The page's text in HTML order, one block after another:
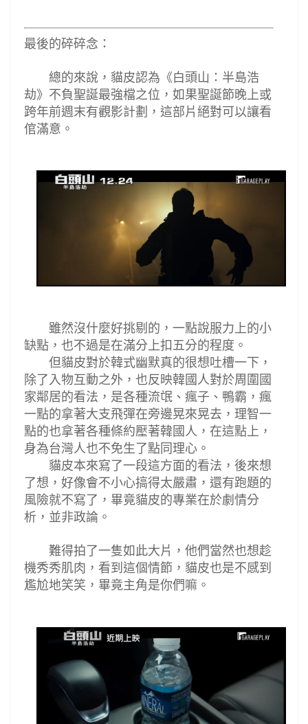
最後的碎碎念：
總的來說，貓皮認為《白頭山：半島浩
劫》不負聖誕最強檔之位，如果聖誕節晚上或
跨年前週末有觀影計劃，這部片絕對可以讓看
倌滿意。
雖然沒什麼好挑剔的，一點說服力上的小
缺點，也不過是在滿分上扣五分的程度。
但貓皮對於韓式幽默真的很想吐槽一下，
除了入物互動之外，也反映韓國人對於周圍國
家鄰居的看法，是各種流氓 、瘋子、鴨霸，瘋
一點的拿著大支飛彈在旁邊晃來晃去，理智一
點的也拿著各種條約壓著韓國人，在這點上，
身為台灣人也不免生了點同理心。
貓皮本來寫了一段這方面的看法，後來想
了想，好像會不小心搞得太嚴肅，還有跑題的
風險就不寫了，畢竟貓皮的專業在於劇情分
析，並非政論。
難得拍了一隻如此大片，他們當然也想趁
機秀秀肌肉，看到這個情節，貓皮也是不感到
尷尬地笑笑，畢竟主角是你們嘛。